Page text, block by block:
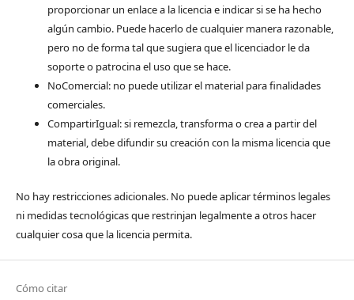
proporcionar un enlace a la licencia e indicar si se ha hecho
algún cambio. Puede hacerlo de cualquier manera razonable,
pero no de forma tal que sugiera que el licenciador le da
soporte o patrocina el uso que se hace.
NoComercial: no puede utilizar el material para finalidades
comerciales.
CompartirIgual: si remezcla, transforma o crea a partir del
material, debe difundir su creación con la misma licencia que
la obra original.
No hay restricciones adicionales. No puede aplicar términos legales
ni medidas tecnológicas que restrinjan legalmente a otros hacer
cualquier cosa que la licencia permita.
Cómo citar